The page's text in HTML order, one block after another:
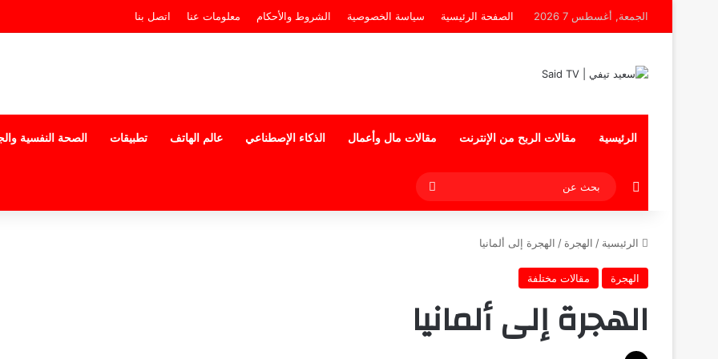
الجمعة, أغسطس 7 2026 الصفحة الرئيسية سياسة الخصوصية الشروط والأحكام معلومات عنا اتصل بنا
الرئيسية مقالات الربح من الإنترنت مقالات مال وأعمال الذكاء الإصطناعي عالم الهاتف تطبيقات الصحة النفسية
إضافة عمود جانبي
بحث
عن
الرئيسية / الهجرة / الهجرة إلى ألمانيا
الهجرة مقالات مختلفة
الهجرة إلى ألمانيا